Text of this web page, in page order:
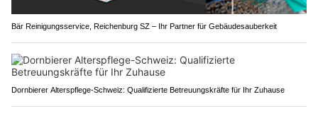
Bär Reinigungsservice, Reichenburg SZ – Ihr Partner für Gebäudesauberkeit
Dornbierer Alterspflege-Schweiz: Qualifizierte Betreuungskräfte für Ihr Zuhause